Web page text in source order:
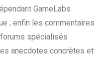
GameLabs
; enfin les commentaires
spécialisés
anecdotes concrètes et